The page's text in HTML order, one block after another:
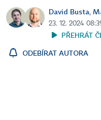
David Busta,
23. 12. 2024
PŘEHRÁT
ODEBÍRAT AUTORA